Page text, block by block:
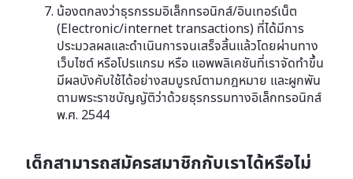
น้องตกลงว่าธุรกรรมอิเล็กทรอนิกส์/อินเทอร์เน็ต
(Electronic/internet transactions) ที่ได้มีการ
ประมวลผลและดำเนินการจนเสร็จสิ้นแล้วโดยผ่านทาง
เว็บไซต์ หรือโปรแกรม หรือ แอพพลิเคชันที่เราจัดทำขึ้น
มีผลบังคับใช้ได้อย่างสมบูรณ์ตามกฎหมาย และผูกพัน
ตามพระราชบัญญัติว่าด้วยธุรกรรมทางอิเล็กทรอนิกส์
พ.ศ. 2544
เด็กสามารถสมัครสมาชิกกับเราได้หรือไม่